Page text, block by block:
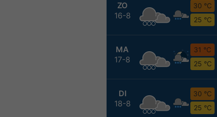
ZO
16-8
30 °C
25 °C
MA
17-8
31 °C
25 °C
DI
18-8
30 °C
25 °C